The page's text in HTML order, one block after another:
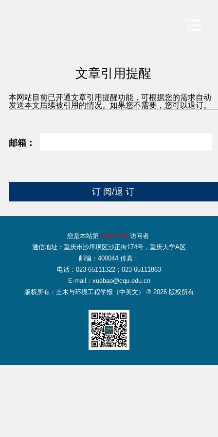
文章引用提醒
本网站目前已开通文章引用提醒功能，可根据您的需求自动
发送本文后续被引用的情况。如果您不需要，您可以退订。
邮箱：
您是本站第 11425795 访问者
通信地址：重庆市沙坪坝区沙正街174号，重庆大学A区
邮编：400044 传真：
电话：023-65111322；023-65111863
E-mail：xuebao@cqu.edu.cn
版权所有：土木与环境工程学报（中英文） ® 2026 版权所有